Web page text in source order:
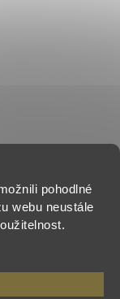
pohodlné
webu neustále
vyhrazena.